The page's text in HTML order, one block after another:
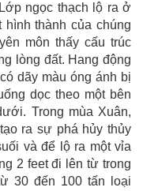
ngọc thạch lộ ra ở
thành của chúng
môn thấy cấu trúc
lòng đất. Hang động
dãy màu óng ánh bị
dọc theo một bên
Trong mùa Xuân,
ra sự phá hủy thủy
và để lộ ra một vỉa
2 feet đi lên từ trong
30 đến 100 tấn loại